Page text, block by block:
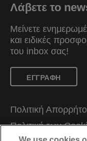
Λάβετε το
Μείνετε
και ειδικές
του inbox σας!
ΕΓΓΡΑΦΗ
Πολιτική
Πολιτική των